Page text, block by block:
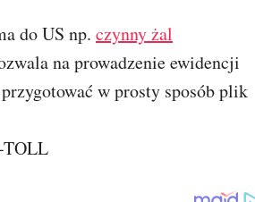
do US np. czynny żal
na prowadzenie ewidencji
w prosty sposób plik
TOLL